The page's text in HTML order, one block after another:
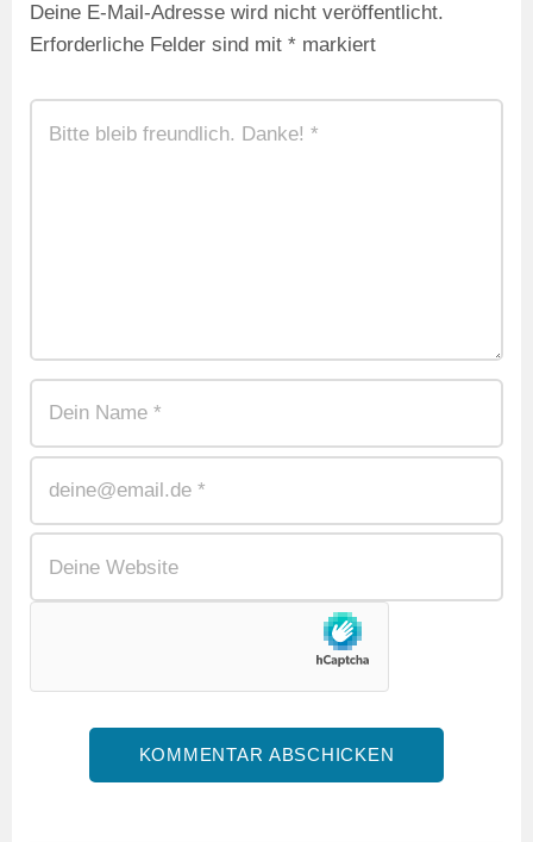
Deine E-Mail-Adresse wird nicht veröffentlicht.
Erforderliche Felder sind mit * markiert